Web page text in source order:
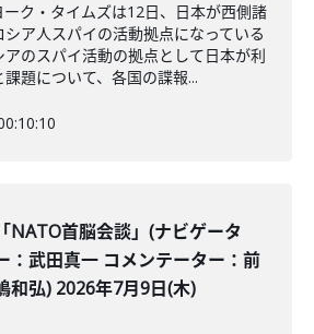
ク・タイムズは12日、日本が西側諸
ア人スパイの活動拠点になっている
アのスパイ活動の拠点として日本が利
題について、各国の諜報...
「NATO首脳会談」(ナビゲータ
：武田真一 コメンテーター：前
和弘) 2026年7月9日(木)